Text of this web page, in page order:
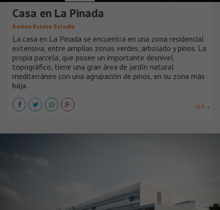
Casa en La Pinada
Ramon Esteve Estudio
La casa en La Pinada se encuentra en una zona residencial
extensiva, entre amplias zonas verdes, arbolado y pinos. La
propia parcela, que posee un importante desnivel
topográfico, tiene una gran área de jardín natural
mediterráneo con una agrupación de pinos, en su zona más
baja.
VER +